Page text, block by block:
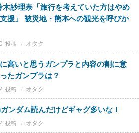
木紗理奈「旅行を考えていた方はやめ
援」 被災地・熊本への観光を呼びか
オタク
高いと思うガンプラと内容の割に意
たガンプラは？
オタク
ンダム読んだけどギャグ多いな！
オタク